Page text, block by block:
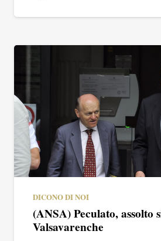
DICONO DI NOI
(ANSA) Peculato, assolto
Valsavarenche